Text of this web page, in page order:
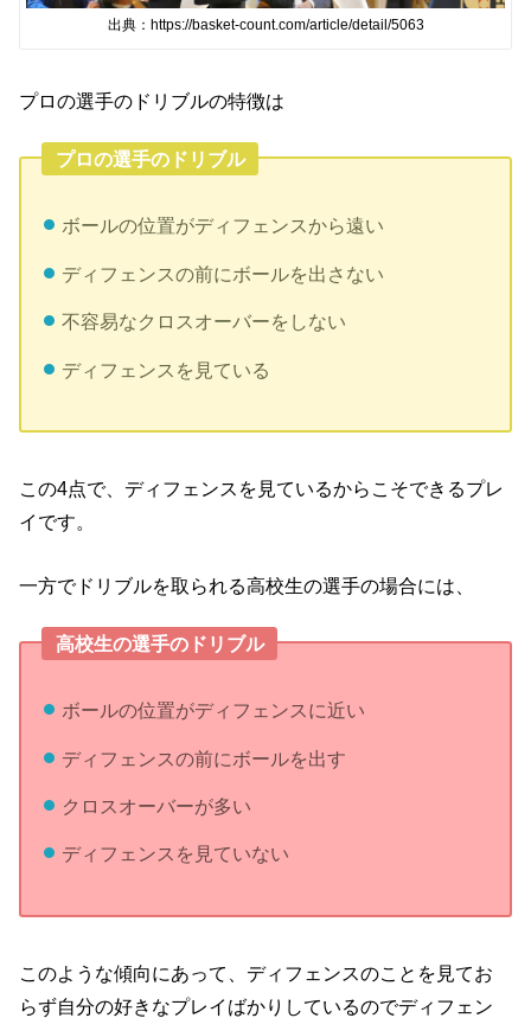
出典：https://basket-count.com/article/detail/5063
プロの選手のドリブルの特徴は
プロの選手のドリブル
ボールの位置がディフェンスから遠い
ディフェンスの前にボールを出さない
不容易なクロスオーバーをしない
ディフェンスを見ている
この4点で、ディフェンスを見ているからこそできるプレ
イです。
一方でドリブルを取られる高校生の選手の場合には、
高校生の選手のドリブル
ボールの位置がディフェンスに近い
ディフェンスの前にボールを出す
クロスオーバーが多い
ディフェンスを見ていない
このような傾向にあって、ディフェンスのことを見てお
らず自分の好きなプレイばかりしているのでディフェン